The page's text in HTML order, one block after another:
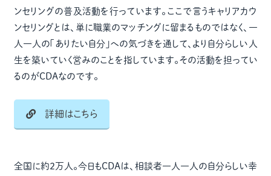
ンセリングの普及活動を行っています。ここで言うキャリアカウ
ンセリングとは、単に職業のマッチングに留まるものではなく、一
人一人の「ありたい自分」への気づきを通して、より自分らしい人
生を築いていく営みのことを指しています。その活動を担ってい
るのがCDAなのです。
詳細はこちら
全国に約２万人。今日もCDAは、相談者一人一人の自分らしい幸